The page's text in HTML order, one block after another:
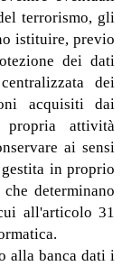
terrorismo, gli
istituire, previo
dei dati
dei
acquisiti dai
propria attività
ai sensi
in proprio
determinano
all'articolo 31
alla banca dati i